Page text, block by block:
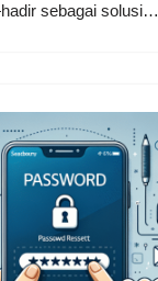
sebagai solusi…